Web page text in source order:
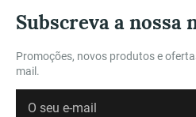
Subscreva a nossa
Promoções, novos produtos e
mail.